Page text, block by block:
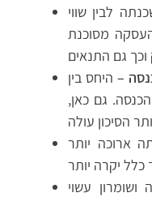
לבין שווי
מסוכנת
– היחס בין
גם כאן,
ארוכה יותר
עשוי